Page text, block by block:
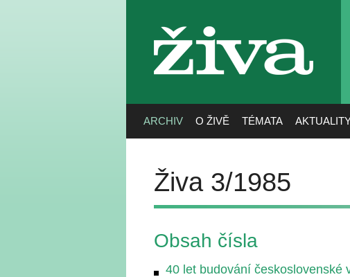
živa
ARCHIV O ŽIVĚ TÉMATA
Živa 3/1985
Obsah čísla
40 let budování československé